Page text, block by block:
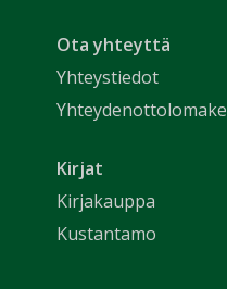
Ota yhteyttä
Yhteystiedot
Yhteydenottolomake
Kirjat
Kirjakauppa
Kustantamo